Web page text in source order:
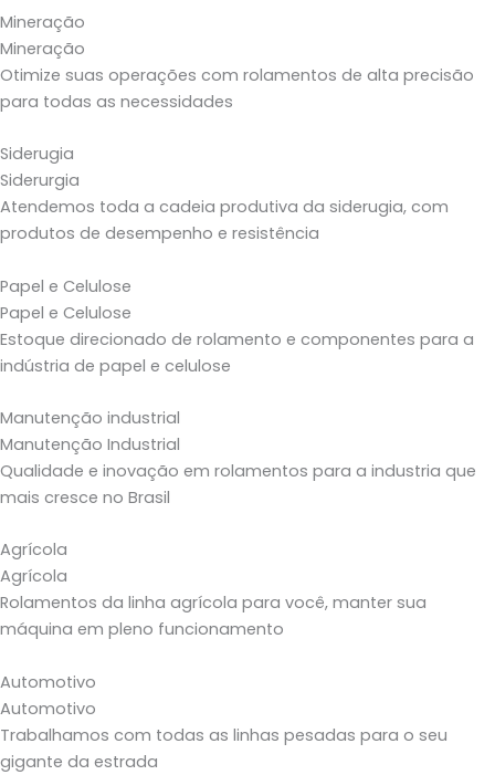
Mineração
Mineração
Otimize suas operações com rolamentos de alta precisão
para todas as necessidades
Siderugia
Siderurgia
Atendemos toda a cadeia produtiva da siderugia, com
produtos de desempenho e resistência
Papel e Celulose
Papel e Celulose
Estoque direcionado de rolamento e componentes para a
indústria de papel e celulose
Manutenção industrial
Manutenção Industrial
Qualidade e inovação em rolamentos para a industria que
mais cresce no Brasil
Agrícola
Agrícola
Rolamentos da linha agrícola para você, manter sua
máquina em pleno funcionamento
Automotivo
Automotivo
Trabalhamos com todas as linhas pesadas para o seu
gigante da estrada